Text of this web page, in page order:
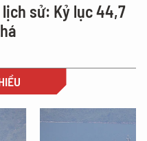
sử: Kỷ lục 44,7